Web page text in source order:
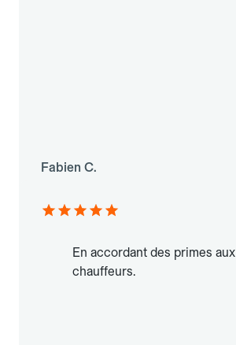
Fabien C.
En accordant des primes aux
chauffeurs.